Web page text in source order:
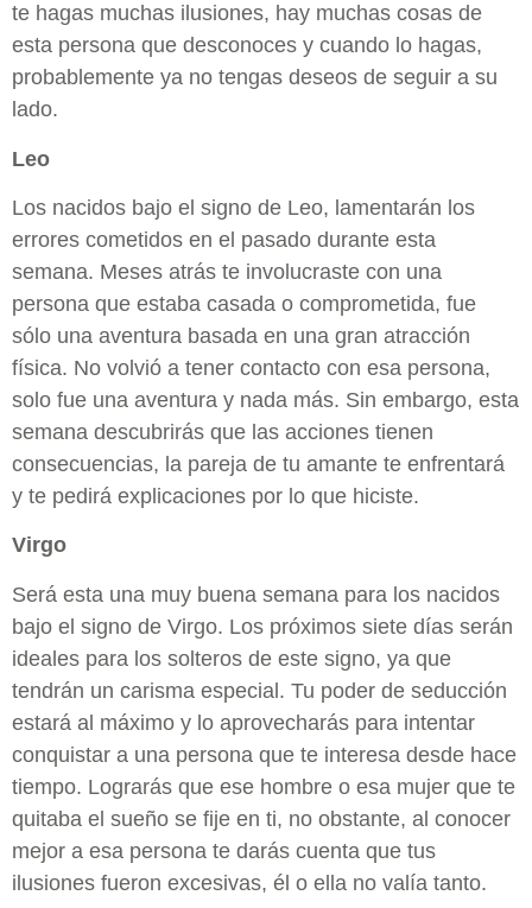
te hagas muchas ilusiones, hay muchas cosas de
esta persona que desconoces y cuando lo hagas,
probablemente ya no tengas deseos de seguir a su
lado.
Leo
Los nacidos bajo el signo de Leo, lamentarán los
errores cometidos en el pasado durante esta
semana. Meses atrás te involucraste con una
persona que estaba casada o comprometida, fue
sólo una aventura basada en una gran atracción
física. No volvió a tener contacto con esa persona,
solo fue una aventura y nada más. Sin embargo, esta
semana descubrirás que las acciones tienen
consecuencias, la pareja de tu amante te enfrentará
y te pedirá explicaciones por lo que hiciste.
Virgo
Será esta una muy buena semana para los nacidos
bajo el signo de Virgo. Los próximos siete días serán
ideales para los solteros de este signo, ya que
tendrán un carisma especial. Tu poder de seducción
estará al máximo y lo aprovecharás para intentar
conquistar a una persona que te interesa desde hace
tiempo. Lograrás que ese hombre o esa mujer que te
quitaba el sueño se fije en ti, no obstante, al conocer
mejor a esa persona te darás cuenta que tus
ilusiones fueron excesivas, él o ella no valía tanto.